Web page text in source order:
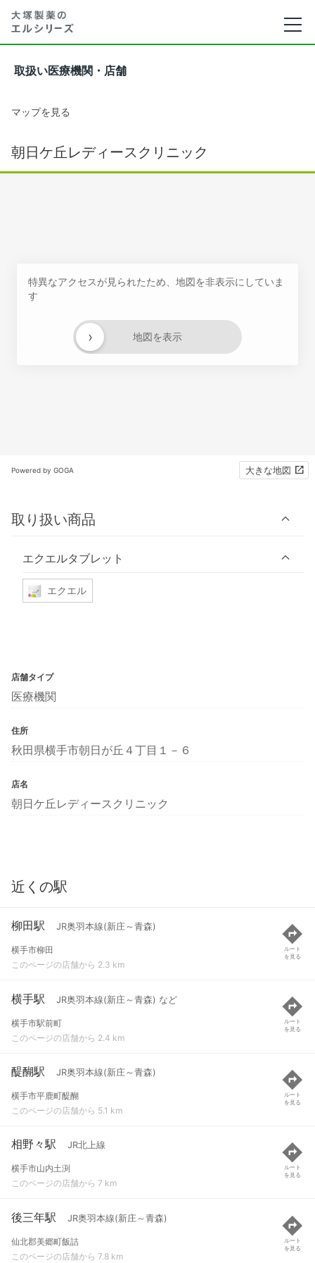
取扱い医療機関・店舗
マップを見る
朝日ケ丘レディースクリニック
特異なアクセスが見られたため、地図を非表示にしていま
す
地図を表示
›
Powered by GOGA 大きな地図
取り扱い商品
エクエルタブレット
エクエル
店舗タイプ
医療機関
住所
秋田県横手市朝日が丘４丁目１－６
店名
朝日ケ丘レディースクリニック
近くの駅
柳田駅 JR奥羽本線(新庄～青森)
横手市柳田
このページの店舗から 2.3 km
ルート
を見る
横手駅 JR奥羽本線(新庄～青森) など
横手市駅前町
このページの店舗から 2.4 km
ルート
を見る
醍醐駅 JR奥羽本線(新庄～青森)
横手市平鹿町醍醐
このページの店舗から 5.1 km
ルート
を見る
相野々駅 JR北上線
横手市山内土渕
このページの店舗から 7 km
ルート
を見る
後三年駅 JR奥羽本線(新庄～青森)
仙北郡美郷町飯詰
このページの店舗から 7.8 km
ルート
を見る